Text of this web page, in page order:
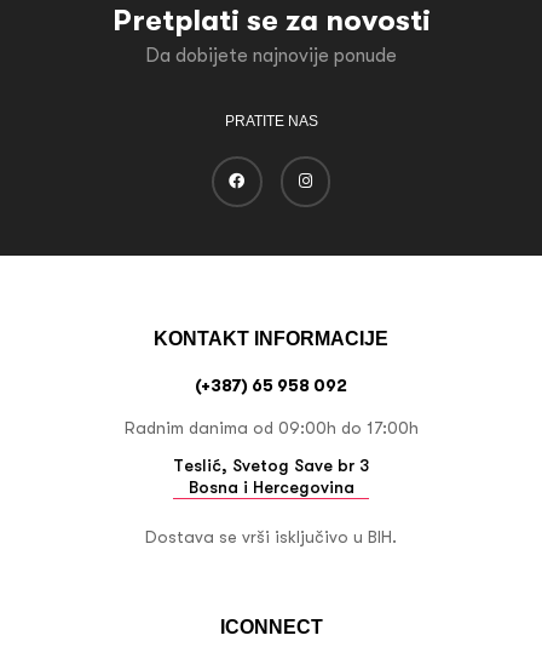
Pretplati se za novosti
Da dobijete najnovije ponude
PRATITE NAS
ICONNECT
KONTAKT INFORMACIJE
(+387) 65 958 092
Radnim danima od 09:00h do 17:00h
Teslić, Svetog Save br 3
Bosna i Hercegovina
Dostava se vrši isključivo u BIH.